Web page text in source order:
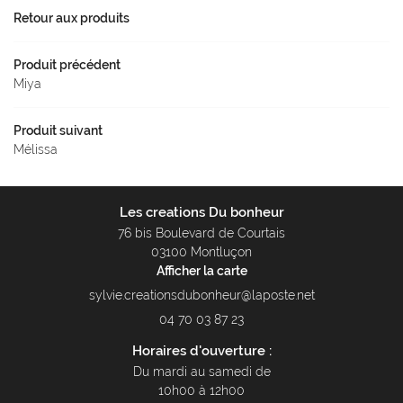
Retour aux produits
Produit précédent
Miya
Produit suivant
Mélissa
Les creations Du bonheur
76 bis Boulevard de Courtais
03100 Montluçon
Afficher la carte
04 70 03 87 23
Horaires d'ouverture :
Du mardi au samedi de
10h00 à 12h00